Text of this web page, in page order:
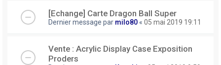
[Echange] Carte Dragon Ball Super
Dernier message par milo80 « 05 mai 2019 19:11
Vente : Acrylic Display Case Exposition
Proders